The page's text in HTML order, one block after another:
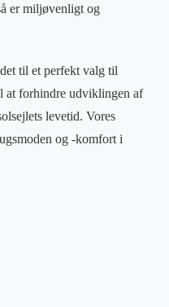
er miljøvenligt og
til et perfekt valg til
at forhindre udviklingen af
levetid. Vores
og -komfort i